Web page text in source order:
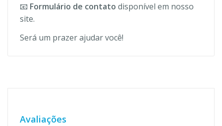
📧 Formulário de contato disponível em nosso
site.
Será um prazer ajudar você!
Avaliações